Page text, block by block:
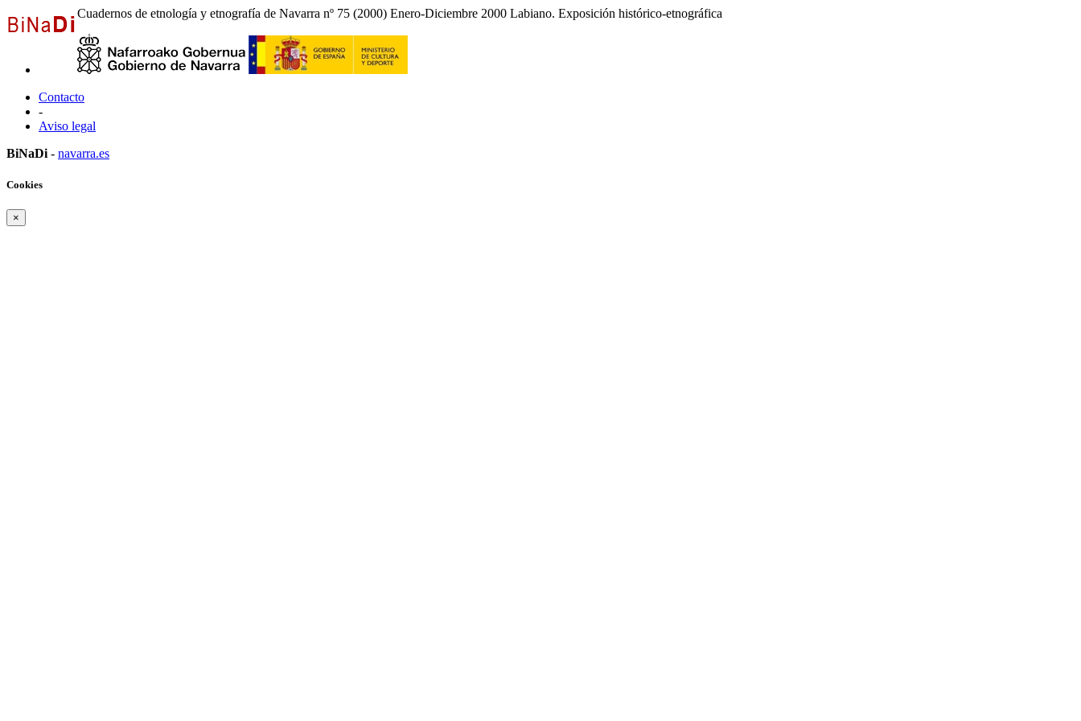
Cuadernos de etnología y etnografía de Navarra nº 75 (2000) Enero-Diciembre 2000 Labiano. Exposición histórico-etnográfica
Contacto
-
Aviso legal
BiNaDi - navarra.es
Cookies
×